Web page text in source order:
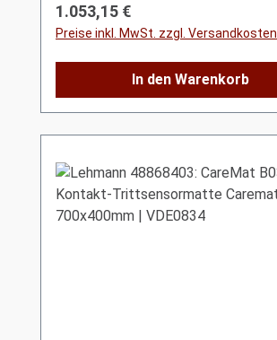
Regulärer Preis:
1.053,15 €
Preise inkl. MwSt. zzgl. Versandkosten
In den Warenkorb